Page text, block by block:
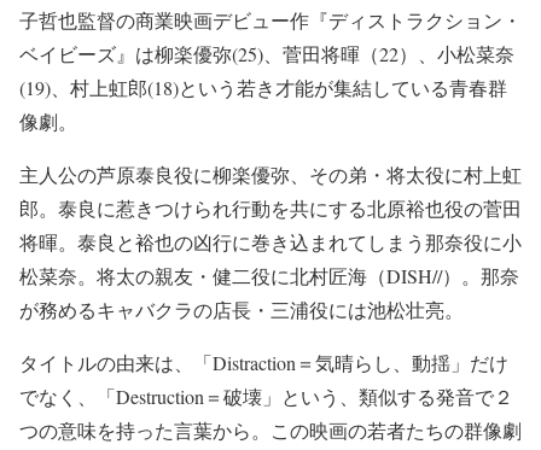
子哲也監督の商業映画デビュー作『ディストラクション・
ベイビーズ』は柳楽優弥(25)、菅田将暉（22）、小松菜奈
(19)、村上虹郎(18)という若き才能が集結している青春群
像劇。
主人公の芦原泰良役に柳楽優弥、その弟・将太役に村上虹
郎。泰良に惹きつけられ行動を共にする北原裕也役の菅田
将暉。泰良と裕也の凶行に巻き込まれてしまう那奈役に小
松菜奈。将太の親友・健二役に北村匠海（DISH//）。那奈
が務めるキャバクラの店長・三浦役には池松壮亮。
タイトルの由来は、「Distraction＝気晴らし、動揺」だけ
でなく、「Destruction＝破壊」という、類似する発音で２
つの意味を持った言葉から。この映画の若者たちの群像劇